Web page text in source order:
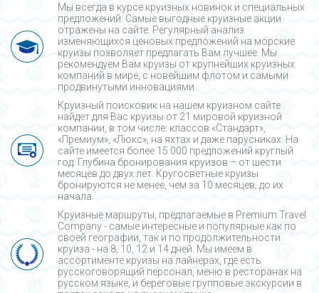
Мы всегда в курсе круизных новинок и специальных
предложений. Самые выгодные круизные акции
отражены на сайте. Регулярный анализ
изменяющихся ценовых предложений на морские
круизы позволяет предлагать Вам лучшее. Мы
рекомендуем Вам круизы от крупнейших круизных
компаний в мире, с новейшим флотом и самыми
продвинутыми инновациями.
Круизный поисковик на нашем круизном сайте
найдет для Вас круизы от 21 мировой круизной
компании, в том числе: классов «Стандарт»,
«Премиум», «Люкс», на яхтах и даже парусниках. На
сайте имеется более 15 000 предложений круглый
год. Глубина бронирования круизов – от шести
месяцев до двух лет. Кругосветные круизы
бронируются не менее, чем за 10 месяцев, до их
начала.
Круизные маршруты, предлагаемые в Premium Travel
Company - cамые интересные и популярные как по
своей географии, так и по продолжительности
круиза - на 8, 10, 12 и 14 дней. Мы имеем в
ассортименте круизы на лайнерах, где есть
русскоговорящий персонал, меню в ресторанах на
русском языке, и береговые групповые экскурсии в